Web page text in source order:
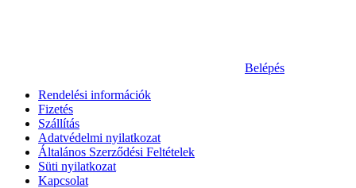
Belépés
Rendelési információk
Fizetés
Szállítás
Adatvédelmi nyilatkozat
Általános Szerződési Feltételek
Süti nyilatkozat
Kapcsolat